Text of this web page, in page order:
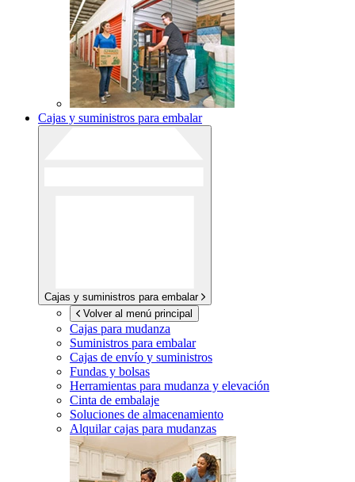
Cajas y suministros para embalar
Cajas y suministros para embalar
Volver al menú principal
Cajas para mudanza
Suministros para embalar
Cajas de envío y suministros
Fundas y bolsas
Herramientas para mudanza y elevación
Cinta de embalaje
Soluciones de almacenamiento
Alquilar cajas para mudanzas